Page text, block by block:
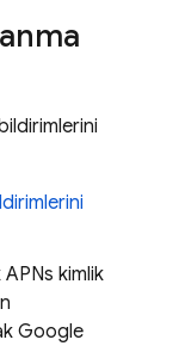
kimlik
Google